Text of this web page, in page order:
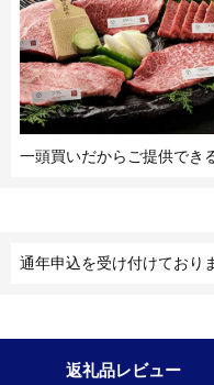
一頭買いだからご提供でき
通年申込を受け付けており
返礼品レビュー